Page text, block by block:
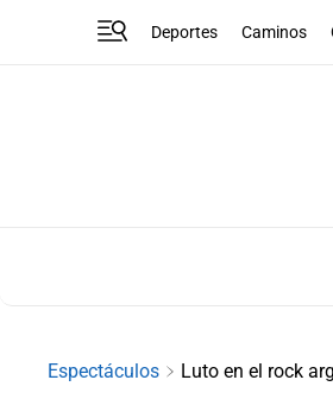
Deportes Caminos
Espectáculos Luto en el rock